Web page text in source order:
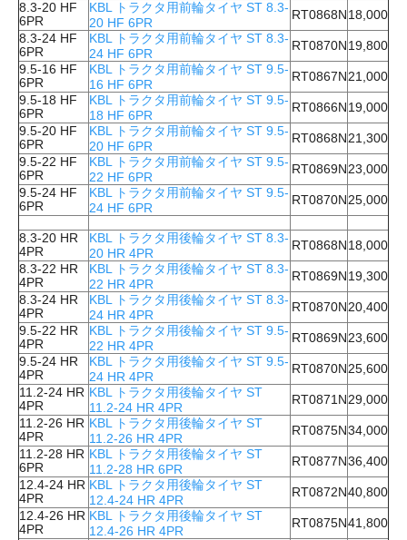
8.3-20 HF
6PR
KBL トラクタ用前輪タイヤ ST 8.3-
20 HF 6PR
RT0868N 18,000
8.3-24 HF
6PR
KBL トラクタ用前輪タイヤ ST 8.3-
24 HF 6PR
RT0870N 19,800
9.5-16 HF
6PR
KBL トラクタ用前輪タイヤ ST 9.5-
16 HF 6PR
RT0867N 21,000
9.5-18 HF
6PR
KBL トラクタ用前輪タイヤ ST 9.5-
18 HF 6PR
RT0866N 19,000
9.5-20 HF
6PR
KBL トラクタ用前輪タイヤ ST 9.5-
20 HF 6PR
RT0868N 21,300
9.5-22 HF
6PR
KBL トラクタ用前輪タイヤ ST 9.5-
22 HF 6PR
RT0869N 23,000
9.5-24 HF
6PR
KBL トラクタ用前輪タイヤ ST 9.5-
24 HF 6PR
RT0870N 25,000
8.3-20 HR
4PR
KBL トラクタ用後輪タイヤ ST 8.3-
20 HR 4PR
RT0868N 18,000
8.3-22 HR
4PR
KBL トラクタ用後輪タイヤ ST 8.3-
22 HR 4PR
RT0869N 19,300
8.3-24 HR
4PR
KBL トラクタ用後輪タイヤ ST 8.3-
24 HR 4PR
RT0870N 20,400
9.5-22 HR
4PR
KBL トラクタ用後輪タイヤ ST 9.5-
22 HR 4PR
RT0869N 23,600
9.5-24 HR
4PR
KBL トラクタ用後輪タイヤ ST 9.5-
24 HR 4PR
RT0870N 25,600
11.2-24 HR
4PR
KBL トラクタ用後輪タイヤ ST
11.2-24 HR 4PR
RT0871N 29,000
11.2-26 HR
4PR
KBL トラクタ用後輪タイヤ ST
11.2-26 HR 4PR
RT0875N 34,000
11.2-28 HR
6PR
KBL トラクタ用後輪タイヤ ST
11.2-28 HR 6PR
RT0877N 36,400
12.4-24 HR
4PR
KBL トラクタ用後輪タイヤ ST
12.4-24 HR 4PR
RT0872N 40,800
12.4-26 HR
4PR
KBL トラクタ用後輪タイヤ ST
12.4-26 HR 4PR
RT0875N 41,800